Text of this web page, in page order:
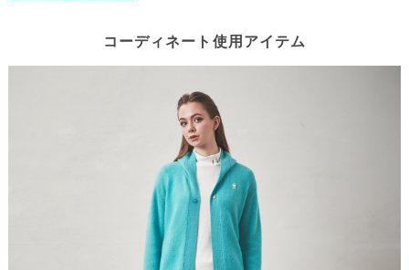
コーディネート使用アイテム